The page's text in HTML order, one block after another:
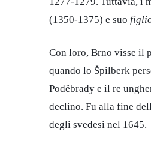
(1350-1375) e suo
Con loro, Brno visse il
quando lo Špilberk
Poděbrady e il re
declino. Fu alla fine
degli svedesi nel 1645.